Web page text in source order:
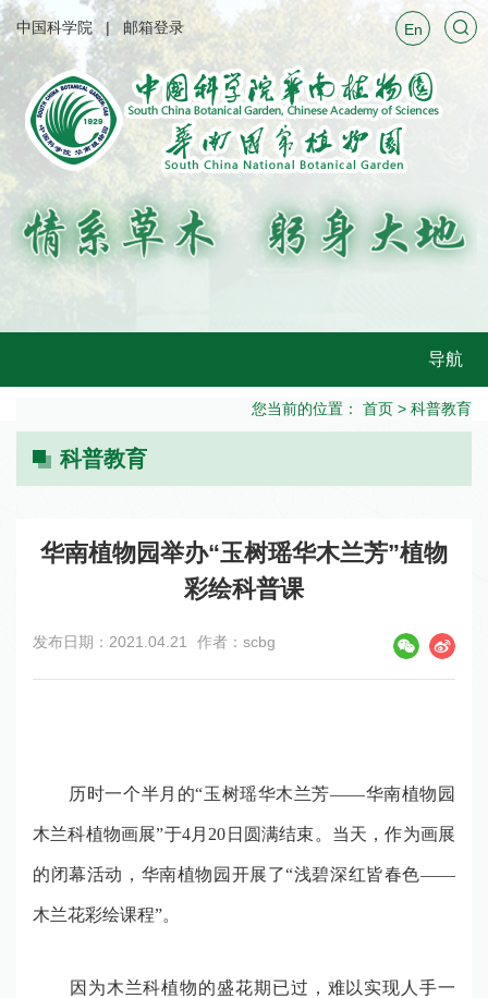
中国科学院 邮箱登录 En
导航
您当前的位置： 首页 > 科普教育
科普教育
华南植物园举办“玉树瑶华木兰芳”植物
彩绘科普课
发布日期：2021.04.21 作者：scbg
历时一个半月的“玉树瑶华木兰芳——华南植物园
木兰科植物画展”于4月 20 日圆满结束。 当天，作为画展
的闭幕活动，华南植物园开展了“浅碧深红皆春色——
木兰花彩绘课程”。
因为木兰科植物的盛花期已过，难以实现人手一